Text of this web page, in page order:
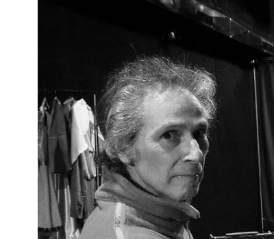
Espectáculos
Policiales
Cartelera
Familia